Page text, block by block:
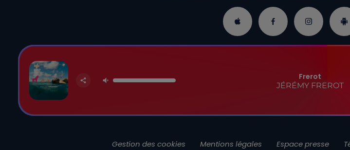
Frerot
JÉRÉMY FREROT
Gestion des cookies Mentions légales Espace presse